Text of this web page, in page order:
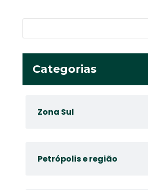
Categorias
Zona Sul
Petrópolis e região